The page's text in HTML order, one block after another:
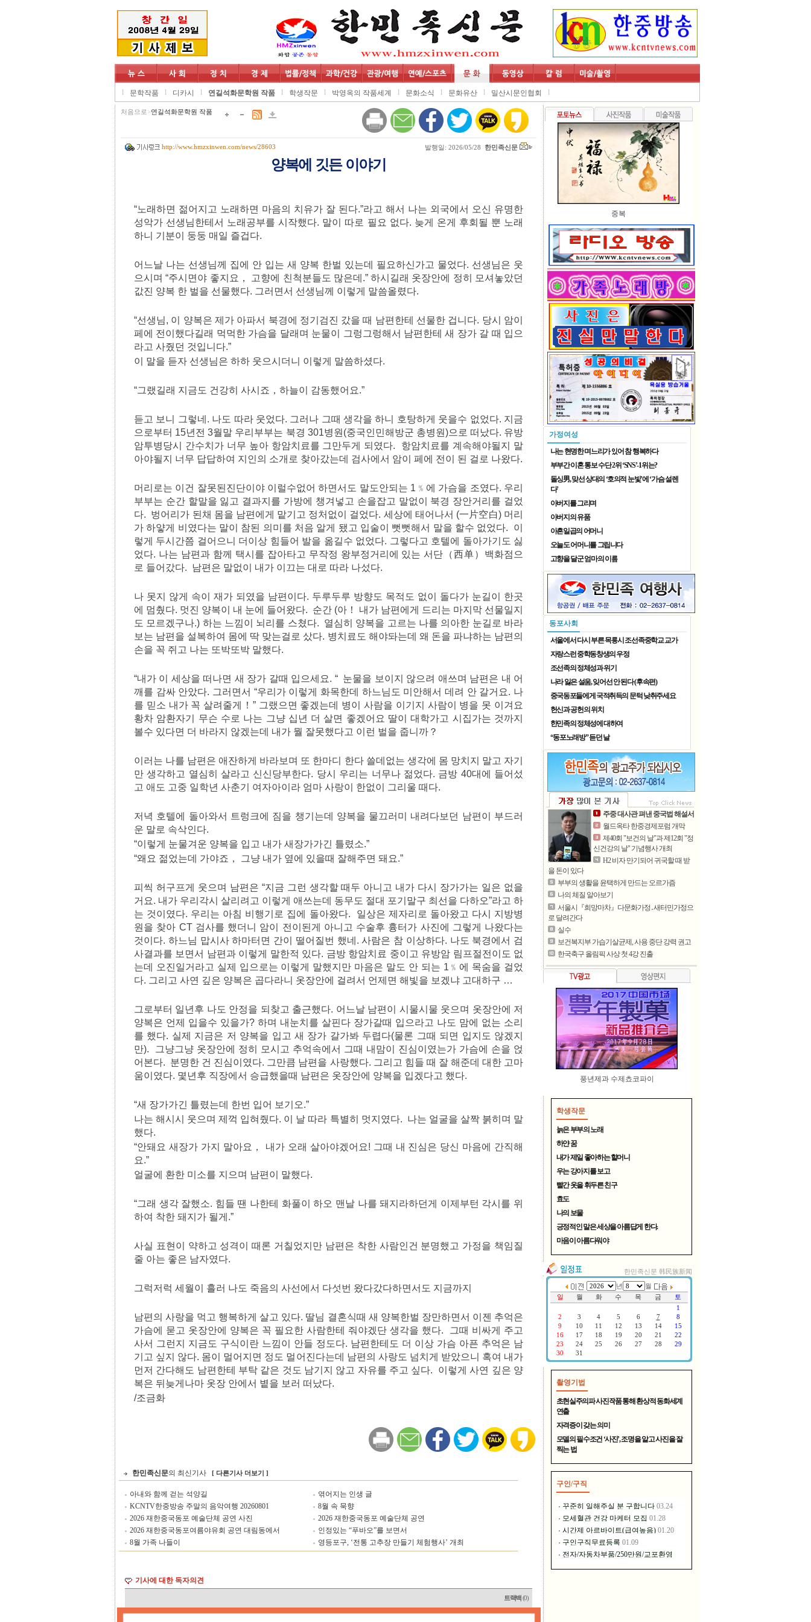
l 문학작품 l 디카시 l 연길석화문학원 작품 l 학생작문 l 박영옥의 작품세계 l 문화소식 l 문화유산 l 밀산시문인협회 l
처음으로 >연길석화문학원 작품
http://www.hmzxinwen.com/news/28603 발행일: 2026/05/28 한민족신문
양복에 깃든 이야기
“노래하면 젊어지고 노래하면 마음의 치유가 잘 된다.”라고 해서 나는 외국에서 오신 유명한
성악가 선생님한테서 노래공부를 시작했다. 말이 따로 필요 없다. 늦게 온게 후회될 뿐 노래
하니 기분이 둥둥 매일 즐겁다.
어느날 나는 선생님께 집에 안 입는 새 양복 한벌 있는데 필요하신가고 물었다. 선생님은 웃
으시며 “주시면야 좋지요， 고향에 친척분들도 많은데.” 하시길래 옷장안에 정히 모셔놓았던
값진 양복 한 벌을 선물했다. 그러면서 선생님께 이렇게 말씀올렸다.
“선생님, 이 양복은 제가 아파서 북경에 정기검진 갔을 때 남편한테 선물한 겁니다. 당시 암이
페에 전이했다길래 먹먹한 가슴을 달래며 눈물이 그렁그렁해서 남편한테 새 장가 갈 때 입으
라고 사줬던 것입니다.”
이 말을 듣자 선생님은 하하 웃으시더니 이렇게 말씀하셨다.
“그랬길래 지금도 건강히 사시죠，하늘이 감동했어요.”
듣고 보니 그렇네. 나도 따라 웃었다. 그러나 그때 생각을 하니 호탕하게 웃을수 없었다. 지금
으로부터 15년전 3월말 우리부부는 북경 301병원(중국인민해방군 총병원)으로 떠났다. 유방
암투병당시 간수치가 너무 높아 항암치료를 그만두게 되였다. 항암치료를 계속해야될지 말
아야될지 너무 답답하여 지인의 소개로 찾아갔는데 검사에서 암이 페에 전이 된 걸로 나왔다.
머리로는 이건 잘못된진단이야 이럴수없어 하면서도 말도안되는 1﹪에 가슴을 조였다. 우리
부부는 순간 할말을 잃고 결과지를 가방에 챙겨넣고 손을잡고 말없이 북경 장안거리를 걸었
다. 벙어리가 된채 몸을 남편에게 맡기고 정처없이 걸었다. 세상에 태어나서 (一片空白) 머리
가 하얗게 비였다는 말이 참된 의미를 처음 알게 됐고 입술이 뻣뻣해서 말을 할수 없었다. 이
렇게 두시간쯤 걸어으니 더이상 힘들어 발을 옮길수 없었다. 그렇다고 호텔에 돌아가기도 싫
었다. 나는 남편과 함께 택시를 잡아타고 무작정 왕부정거리에 있는 서단（西单）백화점으
로 들어갔다. 남편은 말없이 내가 이끄는 대로 따라 나섰다.
나 못지 않게 속이 재가 되였을 남편이다. 두루두루 방향도 목적도 없이 돌다가 눈길이 한곳
에 멈췄다. 멋진 양복이 내 눈에 들어왔다. 순간 (아！ 내가 남편에게 드리는 마지막 선물일지
도 모르겠구나.) 하는 느낌이 뇌리를 스쳤다. 열심히 양복을 고르는 나를 의아한 눈길로 바라
보는 남편을 설복하여 몸에 딱 맞는걸로 샀다. 병치료도 해야돠는데 왜 돈을 파냐하는 남편의
손을 꼭 쥐고 나는 또박또박 말했다.
“내가 이 세상을 떠나면 새 장가 갈때 입으세요. “ 눈물을 보이지 않으려 애쓰며 남편은 내 어
깨를 감싸 안았다. 그러면서 “우리가 이렇게 화목한데 하느님도 미안해서 데려 안 갈거요. 나
를 믿소 내가 꼭 살려줄게！” 그랬으면 좋겠는데 병이 사람을 이기지 사람이 병을 못 이겨요
황차 암환자기 무슨 수로 나는 그냥 십년 더 살면 좋겠어요 딸이 대학가고 시집가는 것까지
볼수 있다면 더 바라지 않겠는데 내가 뭘 잘못했다고 이런 벌을 줍니까？
이러는 나를 남편은 애잔하게 바라보며 또 한마디 한다 쓸데없는 생각에 몸 망치지 말고 자기
만 생각하고 열심히 살라고 신신당부한다. 당시 우리는 너무나 젊었다. 금방 40대에 들어섰
고 애도 고중 일학년 사춘기 여자아이라 엄마 사랑이 한없이 그리울 때다.
저녁 호텔에 돌아와서 트렁크에 짐을 챙기는데 양복을 물끄러미 내려다보던 남편이 부드러
운 말로 속삭인다.
“이렇게 눈물겨운 양복을 입고 내가 새장가가긴 틀렸소.”
“왜요 젊었는데 가야죠， 그냥 내가 옆에 있을때 잘해주면 돼요.”
피씩 허구프게 웃으며 남편은 “지금 그런 생각할 때두 아니고 내가 다시 장가가는 일은 없을
거요. 내가 우리각시 살리려고 이렇게 애쓰는데 동무도 절대 포기말구 최선을 다하오”라고 하
는 것이였다. 우리는 아침 비행기로 집에 돌아왔다. 일상은 제자리로 돌아왔고 다시 지방병
원을 찾아 CT 검사를 했더니 암이 전이된게 아니고 수술후 흉터가 사진에 그렇게 나왔다는
것이다. 하느님 맙시사 하마터면 간이 떨어질번 했네. 사람은 참 이상하다. 나도 북경에서 검
사결과를 보면서 남편과 이렇게 말한적 있다. 금방 항암치료 중이고 유방암 림프절전이도 없
는데 오진일거라고 실제 입으로는 이렇게 말했지만 마음은 말도 안 되는 1﹪에 목숨을 걸었
다. 그리고 사연 깊은 양복은 곱다라니 옷장안에 걸려서 언제면 해빛을 보겠냐 고대하구 …
그로부터 일년후 나도 안정을 되찾고 출근했다. 어느날 남편이 시물시물 웃으며 옷장안에 저
양복은 언제 입을수 있을가? 하며 내눈치를 살핀다 장가갈때 입으라고 나도 맘에 없는 소리
를 했다. 실제 지금은 저 양복을 입고 새 장가 갈가봐 두렵다(물론 그때 되면 입지도 않겠지
만). 그냥그냥 옷장안에 정히 모시고 추억속에서 그때 내맘이 진심이였는가 가슴에 손을 얹
어본다. 분명한 건 진심이였다. 그만큼 남편을 사랑했다. 그리고 힘들 때 잘 해준데 대한 고마
움이였다. 몇년후 직장에서 승급했을때 남편은 옷장안에 양복을 입겠다고 했다.
“새 장가가긴 틀렸는데 한번 입어 보기오.”
나는 해시시 웃으며 제꺽 입혀줬다. 이 날 따라 특별히 멋지였다. 나는 얼굴을 살짝 붉히며 말
했다.
“안돼요 새장가 가지 말아요， 내가 오래 살아야겠어요! 그때 내 진심은 당신 마음에 간직해
요.”
얼굴에 환한 미소를 지으며 남편이 말했다.
“그래 생각 잘했소. 힘들 땐 나한테 화풀이 하오 맨날 나를 돼지라하던게 이제부턴 각시를 위
하여 착한 돼지가 될게.”
사실 표현이 약하고 성격이 때론 거칠었지만 남편은 착한 사람인건 분명했고 가정을 책임질
줄 아는 좋은 남자였다.
그럭저럭 세월이 흘러 나도 죽음의 사선에서 다섯번 왔다갔다하면서도 지금까지
남편의 사랑을 먹고 행복하게 살고 있다. 딸님 결혼식때 새 양복한벌 장만하면서 이젠 추억은
가슴에 묻고 옷장안에 양복은 꼭 필요한 사람한테 줘야겠단 생각을 했다. 그때 비싸게 주고
사서 그런지 지금도 구식이란 느낌이 안들 정도다. 남편한테도 더 이상 가슴 아픈 추억은 남
기고 싶지 않다. 몸이 멀어지면 정도 멀어진다는데 남편의 사랑도 넘치게 받았으니 혹여 내가
먼저 간다해도 남편한테 부탁 같은 것도 남기지 않고 자유를 주고 싶다. 이렇게 사연 깊은 양
복은 뒤늦게나마 옷장 안에서 볕을 보러 떠났다.
/조금화
한민족신문의 최신기사 [ 다른기사 더보기 ]
아내와 함께 걷는 석양길
엮어지는 인생 글
KCNTV한중방송 주말의 음악여행 20260801
8월 속 묵향
2026 재한중국동포 예술단체 공연 사진
2026 재한중국동포 예술단체 공연
2026 재한중국동포여름야유회 공연 대림동에서
인정있는 “푸바오”를 보면서
8월 가족 나들이
영등포구, ‘전통 고추장 만들기 체험행사’ 개최
기사에 대한 독자의견
트랙백(0)
2026 재한중국동포 예술단체 ..
2026 재한중국동포 예술단체 ..
8월 가족 나들이
어정칠월 동동팔월
중복
가정여성
나는 현명한 며느리가 있어 참 행복하다
부부간 이혼 통보 수단 2위 ‘SNS’-1위는?
돌싱男, 맞선 상대의 ‘호의적 눈빛’에 ‘가슴 설렌
다’
아버지를 그리며
아버지의 유품
아흔일곱의 어머니
오늘도 어머니를 그립니다
고향을 달군 엄마의 이름
동포사회
서울에서 다시 부른 목릉시 조선족중학교 교가
자랑스런 중학동창생의 우정
조선족의 정체성과 위기
나라 잃은 설움, 잊어선 안 된다 (후속편)
중국동포들에게 국적취득의 문턱 낮취주세요
헌신과 공헌의 위치
한민족의 정체성에 대하여
“동포노래방” 듣던 날
주중 대사관 펴낸 중국법 해설서
월드옥타 한중경제포럼 개막
제40회 "보건의 날"과 제12회 "정
신건강의 날" 기념행사 개최
H2 비자 만기되어 귀국할 때 받
을 돈이 있다
부부의 생활을 윤택하게 만드는 오르가즘
나의 체질 알아보기
서울시『희망마차』다문화가정․새터민가정으
로 달려간다
실수
보건복지부 가습기살균제, 사용 중단 강력 권고
한국축구 올림픽 사상 첫 4강 진출
여름철 무더위 식혀주는 시원..
연변TV, 중국CCTV방송 한국서..
400년 전통의 명주 - 대천원
장풍홀딩스는 이런 일을 하고..
풍년제과 수제쵸코파이
학생작문
늙은 부부의 노래
하얀 꿈
내가 제일 좋아하는 할머니
우는 강아지를 보고
빨간 옷을 휘두른 친구
효도
나의 보물
긍정적인 말은 세상을 아름답게 한다.
마음이 아름다워야
한민족신문 韩民族新闻
촬영기법
초현실주의파 사진작품 통해 환상적 동화세계
연출
자격증이 갖는 의미
모델의 필수조건 ‘사진’, 조명을 알고 사진을 잘
찍는 법
구인/구직